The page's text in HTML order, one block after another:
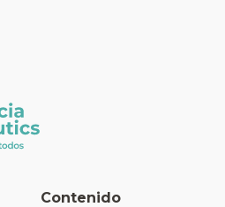
Contenido